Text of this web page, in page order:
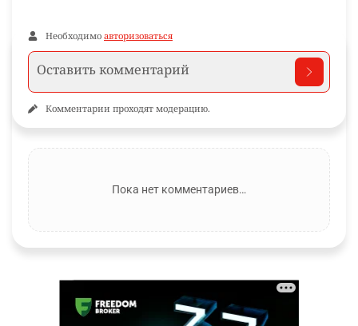
Необходимо авторизоваться
Комментарии проходят модерацию.
Пока нет комментариев…